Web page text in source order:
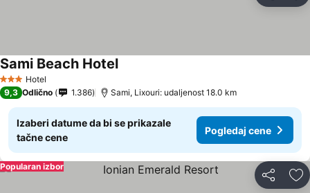
3 Zvezdice
Hotel
Sami Beach Hotel
9,3 Odlično 1.386 Sami, Lixouri: udaljenost 18.0 km
Izaberi datume da bi se prikazale
tačne cene
Pogledaj cene
Deli
Popularan izbor